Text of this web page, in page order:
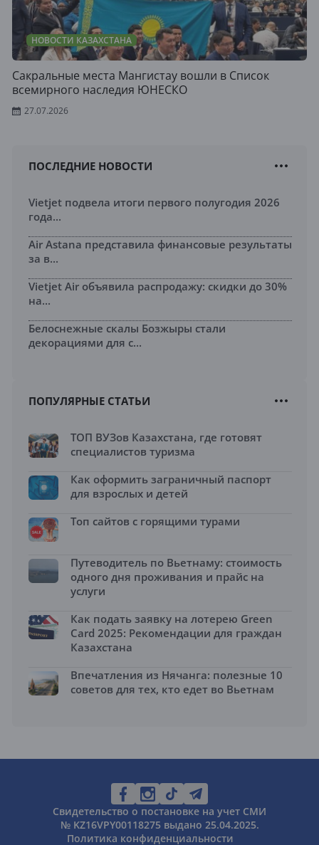
НОВОСТИ КАЗАХСТАНА
Сакральные места Мангистау вошли в Список
всемирного наследия ЮНЕСКО
27.07.2026
ПОСЛЕДНИЕ НОВОСТИ
Vietjet подвела итоги первого полугодия 2026
года...
Air Astana представила финансовые результаты
за в...
Vietjet Air объявила распродажу: скидки до 30%
на...
Белоснежные скалы Бозжыры стали
декорациями для с...
ПОПУЛЯРНЫЕ СТАТЬИ
ТОП ВУЗов Казахстана, где готовят
специалистов туризма
Как оформить заграничный паспорт
для взрослых и детей
Топ сайтов с горящими турами
Путеводитель по Вьетнаму: стоимость
одного дня проживания и прайс на
услуги
Как подать заявку на лотерею Green
Card 2025: Рекомендации для граждан
Казахстана
Впечатления из Нячанга: полезные 10
советов для тех, кто едет во Вьетнам
Свидетельство о постановке на учет СМИ
№ KZ16VPY00118275 выдано 25.04.2025.
Политика конфиденциальности